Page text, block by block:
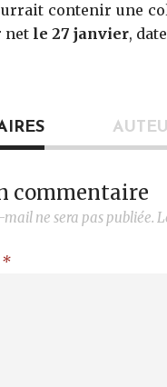
contenir une
net le 27 janvier,
commentaire
mail ne sera pas publiée.
*